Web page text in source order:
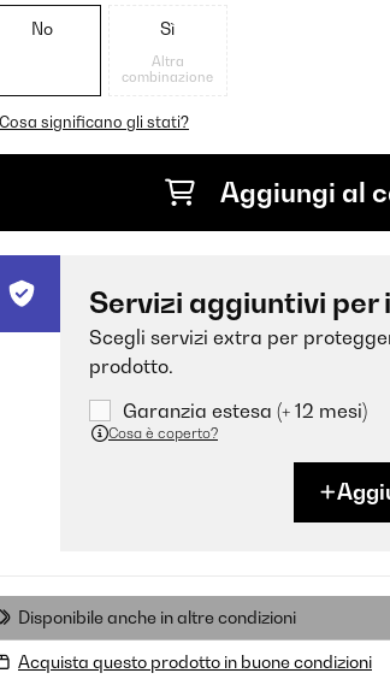
No Sì
Altra
combinazione
Cosa significano gli stati?
Aggiungi al
Servizi aggiuntivi
Scegli servizi extra per
prodotto.
Garanzia estesa (+ 12 mesi)
Cosa è coperto?
Disponibile anche in altre condizioni
Acquista questo prodotto in buone condizioni